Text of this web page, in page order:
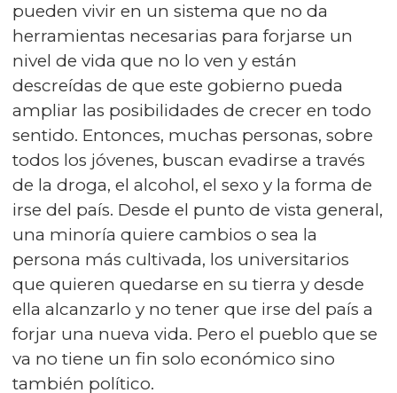
pueden vivir en un sistema que no da
herramientas necesarias para forjarse un
nivel de vida que no lo ven y están
descreídas de que este gobierno pueda
ampliar las posibilidades de crecer en todo
sentido. Entonces, muchas personas, sobre
todos los jóvenes, buscan evadirse a través
de la droga, el alcohol, el sexo y la forma de
irse del país. Desde el punto de vista general,
una minoría quiere cambios o sea la
persona más cultivada, los universitarios
que quieren quedarse en su tierra y desde
ella alcanzarlo y no tener que irse del país a
forjar una nueva vida. Pero el pueblo que se
va no tiene un fin solo económico sino
también político.